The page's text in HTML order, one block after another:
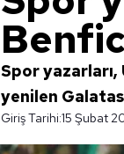
Spor yazarları,
yenilen
Giriş Tarihi:15 Şubat